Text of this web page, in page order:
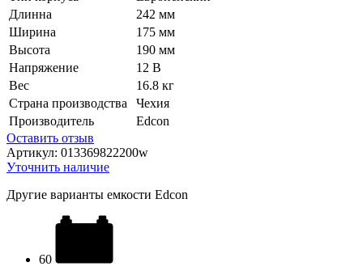
Длинна
242 мм
Ширина
175 мм
Высота
190 мм
Напряжение
12 В
Вес
16.8 кг
Страна производства
Чехия
Производитель
Edcon
Оставить отзыв
Артикул: 013369822200w
Уточнить наличие
Другие варианты емкости Edcon
60